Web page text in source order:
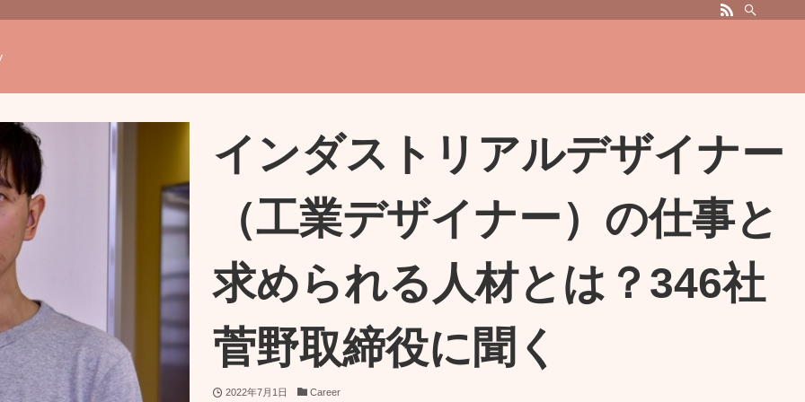
インダストリアルデザイナー
（工業デザイナー）の仕事と
求められる人材とは？346社
菅野取締役に聞く
2022年7月1日 Career